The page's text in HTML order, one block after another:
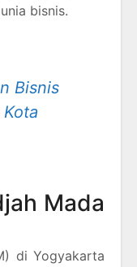
bisnis.
Bisnis
Mada
di Yogyakarta